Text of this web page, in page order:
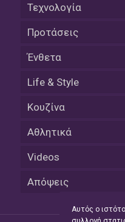
Τεχνολογία
Προτάσεις
Ένθετα
Life & Style
Κουζίνα
Αθλητικά
Videos
Απόψεις
Αυτός ο